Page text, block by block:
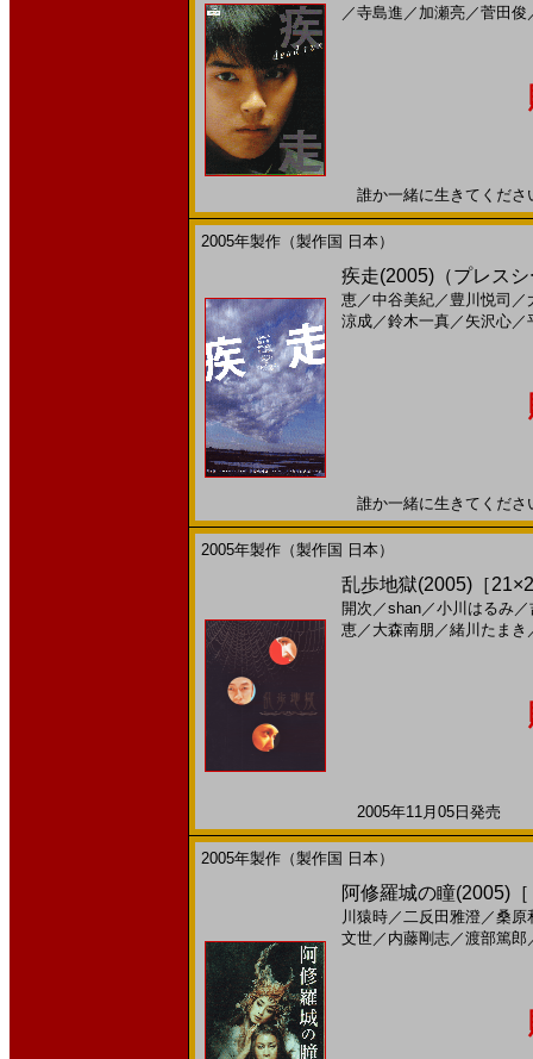
／寺島進 ／ 加瀬亮／菅田俊
誰か一緒に生きてくだ
2005年製作（製作国 日本）
疾走(2005)（プレス
恵／中谷美紀／ 豊川悦司 ／
涼成／鈴木一真／ 矢沢心／
誰か一緒に生きてくだ
2005年製作（製作国 日本）
乱歩地獄(2005)［
開次 ／shan／小川はるみ／
恵／ 大森南朋 ／緒川たまき
2005年11月05日発売
2005年製作（製作国 日本）
阿修羅城の瞳(2005)
川猿時／二反田雅澄 ／桑原
文世／ 内藤剛志／渡部篤郎